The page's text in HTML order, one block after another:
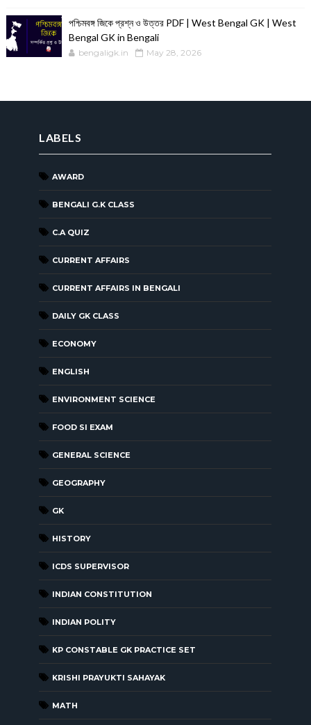
পশ্চিমবঙ্গ জিকে প্রশ্ন ও উত্তর PDF | West Bengal GK | West
Bengal GK in Bengali
bengaligk.in May 28, 2026
LABELS
AWARD
BENGALI G.K CLASS
C.A QUIZ
CURRENT AFFAIRS
CURRENT AFFAIRS IN BENGALI
DAILY GK CLASS
ECONOMY
ENGLISH
ENVIRONMENT SCIENCE
FOOD SI EXAM
GENERAL SCIENCE
GEOGRAPHY
GK
HISTORY
ICDS SUPERVISOR
INDIAN CONSTITUTION
INDIAN POLITY
KP CONSTABLE GK PRACTICE SET
KRISHI PRAYUKTI SAHAYAK
MATH